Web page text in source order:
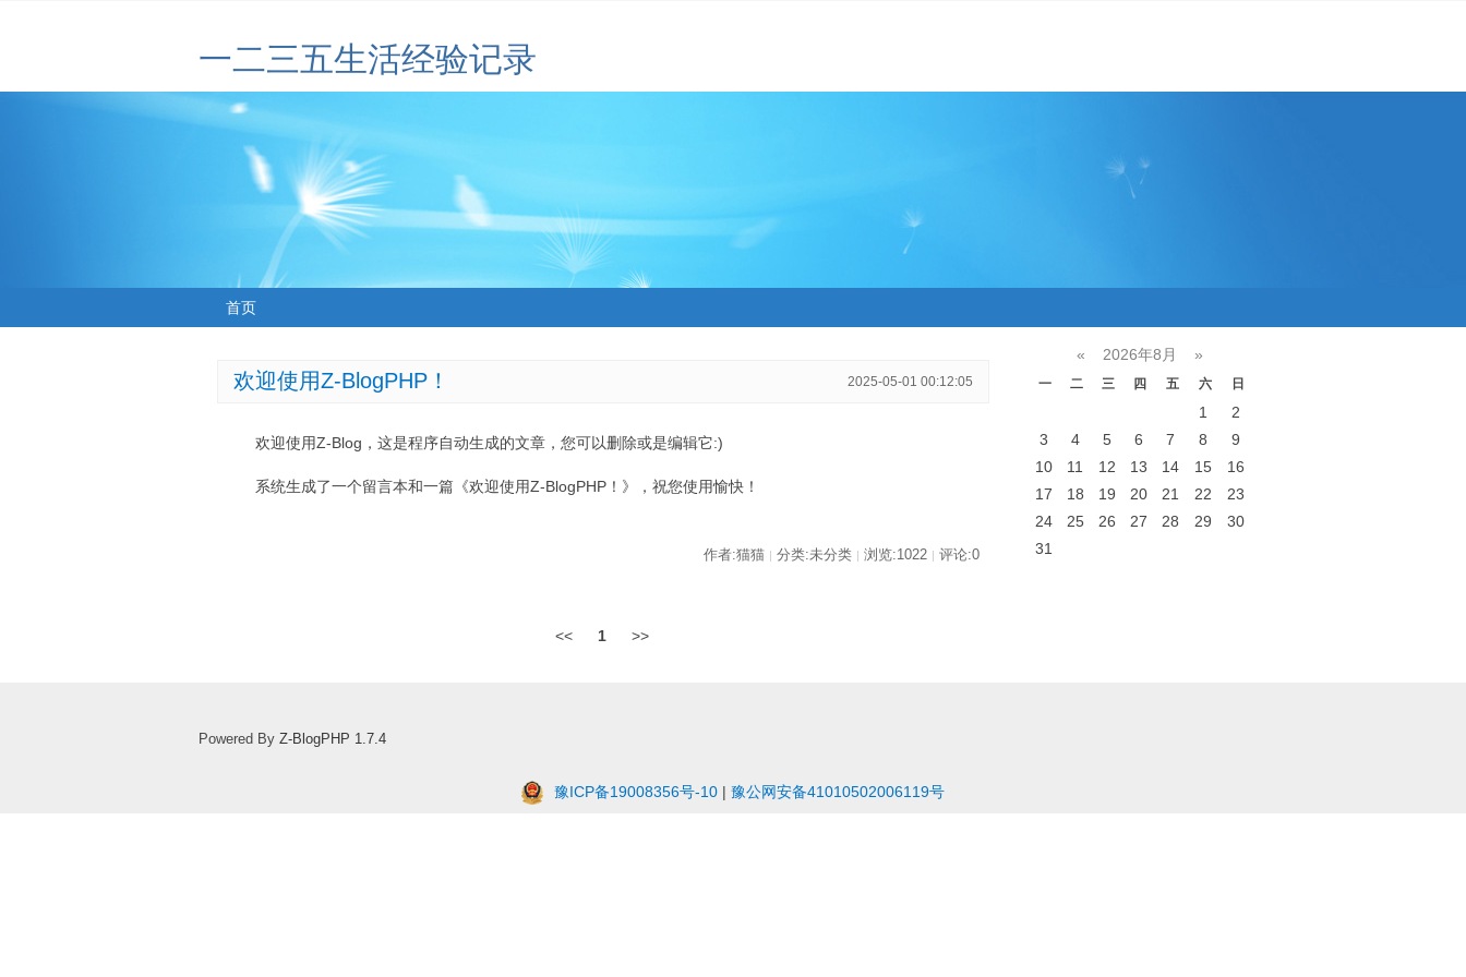
一二三五生活经验记录
首页
欢迎使用Z-BlogPHP！ 2025-05-01 00:12:05
欢迎使用Z-Blog，这是程序自动生成的文章，您可以删除或是编辑它:)
系统生成了一个留言本和一篇《欢迎使用Z-BlogPHP！》，祝您使用愉快！
作者:猫猫 | 分类:未分类 | 浏览:1022 | 评论:0
<< 1 >>
« 2026年8月 »
一 二 三 四 五 六 日
1
2
3
4 5 6 7 8
9
10
11 12 13 14 15
16
17
18 19 20 21 22
23
24
25 26 27 28 29
30
31
Powered By Z-BlogPHP 1.7.4
豫ICP备19008356号-10 | 豫公网安备41010502006119号